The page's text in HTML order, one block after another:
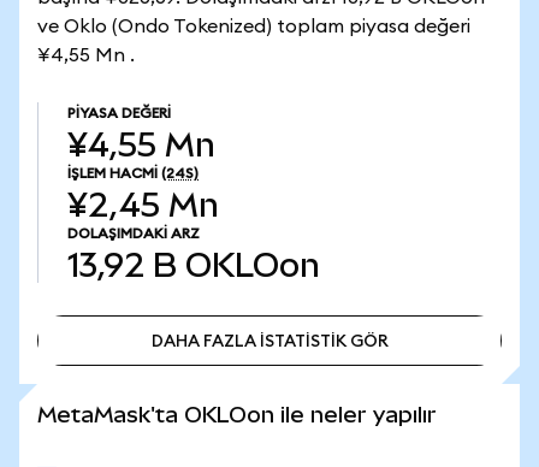
ve Oklo (Ondo Tokenized) toplam piyasa değeri
¥4,55 Mn .
PIYASA DEĞERI
¥4,55 Mn
İŞLEM HACMI (24S)
¥2,45 Mn
DOLAŞIMDAKI ARZ
13,92 B OKLOon
DAHA FAZLA İSTATİSTİK GÖR
MetaMask'ta OKLOon ile neler yapılır